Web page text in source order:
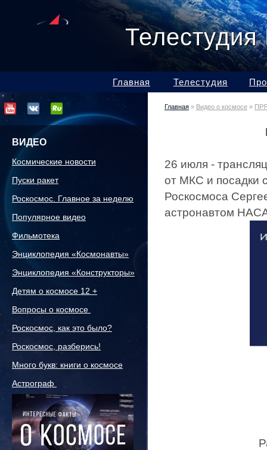
Главная Телестудия
ВИДЕО
Космические новости
Пуски ракет
Роскосмос. Главное за неделю
Популярное видео
Фильмотека
Энциклопедия «Космонавты»
Энциклопедия «Конструкторы»
Детям о космосе 12 +
Вопросы о космосе
Роскосмос, как это было?
Роскосмос, разберись!
Много букв: книги о космосе
Астрограф
Главная » Видео о космосе »
26 июля -
от МКС и посадки
Роскосмоса
астронавтом